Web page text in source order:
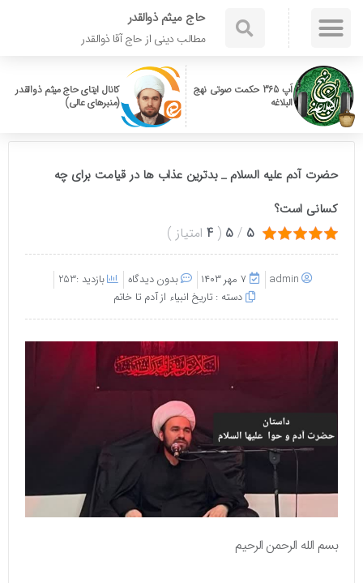
حاج میثم ذوالقدر
مطالب دینی از حاج آقا ذوالقدر
اَپ 365 حکمت صوتی نهج
البلاغه
کانال ایتای حاج میثم ذوالقدر
(منبرهای عالی)
حضرت آدم علیه السلام _ بدترین عذاب ها در قیامت برای چه
کسانی است؟
5
/
5
(
4 امتیاز)
admin ۷ مهر ۱۴۰۳ بدون دیدگاه
بازدید :253
دسته :تاریخ انبیاء از آدم تا خاتم
بسم الله الرحمن الرحیم